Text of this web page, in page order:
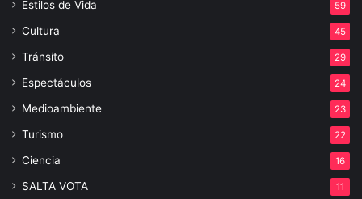
Estilos de Vida 59
Cultura 45
Tránsito 29
Espectáculos 24
Medioambiente 23
Turismo 22
Ciencia 16
SALTA VOTA 11